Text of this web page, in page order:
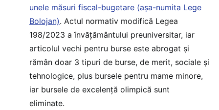
unele măsuri fiscal-bugetare (așa-numita Lege
Bolojan). Actul normativ modifică Legea
198/2023 a învățământului preuniversitar, iar
articolul vechi pentru burse este abrogat și
rămân doar 3 tipuri de burse, de merit, sociale și
tehnologice, plus bursele pentru mame minore,
iar bursele de excelență olimpică sunt
eliminate.